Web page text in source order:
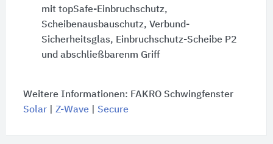
mit topSafe-Einbruchschutz,
Scheibenausbauschutz, Verbund-
Sicherheitsglas, Einbruchschutz-Scheibe P2
und abschließbarenm Griff
Weitere Informationen: FAKRO Schwingfenster
Solar| Z-Wave| Secure